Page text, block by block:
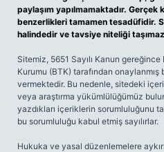
paylaşım yapılmamaktadır.
benzerlikleri tamamen tesadüfidir.
halindedir ve tavsiye niteliği
Sitemiz, 5651 Sayılı Kanun
Kurumu (BTK) tarafından onaylanmış
vermektedir. Bu nedenle, sitedeki
veya araştırma yükümlülüğümüz
yazdıkları içeriklerin sorumluluğunu
bu sorumluluğu kabul etmiş sayılırlar.
Hukuka ve yasal düzenlemelere